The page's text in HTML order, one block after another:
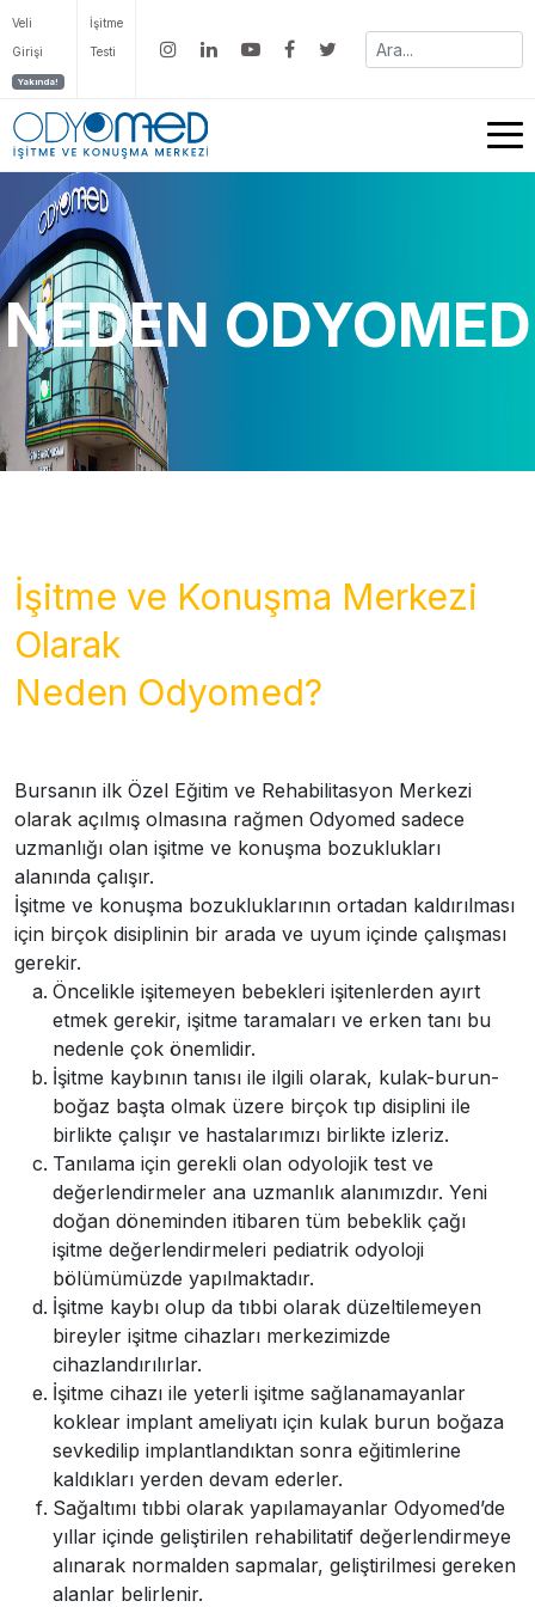
Veli
Girişi
Yakında!
İşitme
Testi
NEDEN ODYOMED
İşitme ve Konuşma Merkezi
Olarak
Neden Odyomed?
Bursanın ilk Özel Eğitim ve Rehabilitasyon Merkezi
olarak açılmış olmasına rağmen Odyomed sadece
uzmanlığı olan işitme ve konuşma bozuklukları
alanında çalışır.
İşitme ve konuşma bozukluklarının ortadan kaldırılması
için birçok disiplinin bir arada ve uyum içinde çalışması
gerekir.
Öncelikle işitemeyen bebekleri işitenlerden ayırt
etmek gerekir, işitme taramaları ve erken tanı bu
nedenle çok önemlidir.
İşitme kaybının tanısı ile ilgili olarak, kulak-burun-
boğaz başta olmak üzere birçok tıp disiplini ile
birlikte çalışır ve hastalarımızı birlikte izleriz.
Tanılama için gerekli olan odyolojik test ve
değerlendirmeler ana uzmanlık alanımızdır. Yeni
doğan döneminden itibaren tüm bebeklik çağı
işitme değerlendirmeleri pediatrik odyoloji
bölümümüzde yapılmaktadır.
İşitme kaybı olup da tıbbi olarak düzeltilemeyen
bireyler işitme cihazları merkezimizde
cihazlandırılırlar.
İşitme cihazı ile yeterli işitme sağlanamayanlar
koklear implant ameliyatı için kulak burun boğaza
sevkedilip implantlandıktan sonra eğitimlerine
kaldıkları yerden devam ederler.
Sağaltımı tıbbi olarak yapılamayanlar Odyomed’de
yıllar içinde geliştirilen rehabilitatif değerlendirmeye
alınarak normalden sapmalar, geliştirilmesi gereken
alanlar belirlenir.